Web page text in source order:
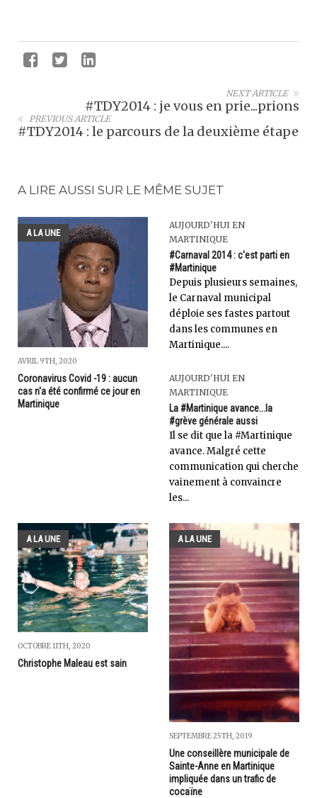
NEXT ARTICLE
#TDY2014 : je vous en prie...prions
PREVIOUS ARTICLE
#TDY2014 : le parcours de la deuxième étape
A LIRE AUSSI SUR LE MÊME SUJET
A LA UNE
AVRIL 9TH, 2020
Coronavirus Covid -19 : aucun
cas n'a été confirmé ce jour en
Martinique
AUJOURD'HUI EN
MARTINIQUE
#Carnaval 2014 : c'est parti en
#Martinique
Depuis plusieurs semaines,
le Carnaval municipal
déploie ses fastes partout
dans les communes en
Martinique....
AUJOURD'HUI EN
MARTINIQUE
La #Martinique avance...la
#grève générale aussi
Il se dit que la #Martinique
avance. Malgré cette
communication qui cherche
vainement à convaincre
les...
A LA UNE
OCTOBRE 11TH, 2020
Christophe Maleau est sain
A LA UNE
SEPTEMBRE 25TH, 2019
Une conseillère municipale de
Sainte-Anne en Martinique
impliquée dans un trafic de
cocaïne